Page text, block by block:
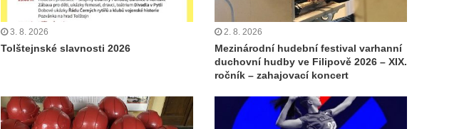
3. 8. 2026
Tolštejnské slavnosti 2026
2. 8. 2026
Mezinárodní hudební festival varhanní
duchovní hudby ve Filipově 2026 – XIX.
ročník – zahajovací koncert